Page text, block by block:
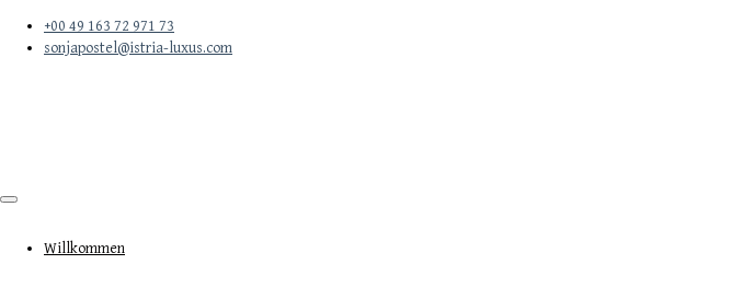
+00 49 163 72 971 73
sonjapostel@istria-luxus.com
Willkommen